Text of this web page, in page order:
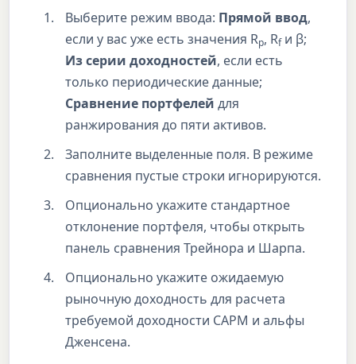
Выберите режим ввода: Прямой ввод,
если у вас уже есть значения Rp, Rfи β;
Из серии доходностей, если есть
только периодические данные;
Сравнение портфелей для
ранжирования до пяти активов.
Заполните выделенные поля. В режиме
сравнения пустые строки игнорируются.
Опционально укажите стандартное
отклонение портфеля, чтобы открыть
панель сравнения Трейнора и Шарпа.
Опционально укажите ожидаемую
рыночную доходность для расчета
требуемой доходности CAPM и альфы
Дженсена.